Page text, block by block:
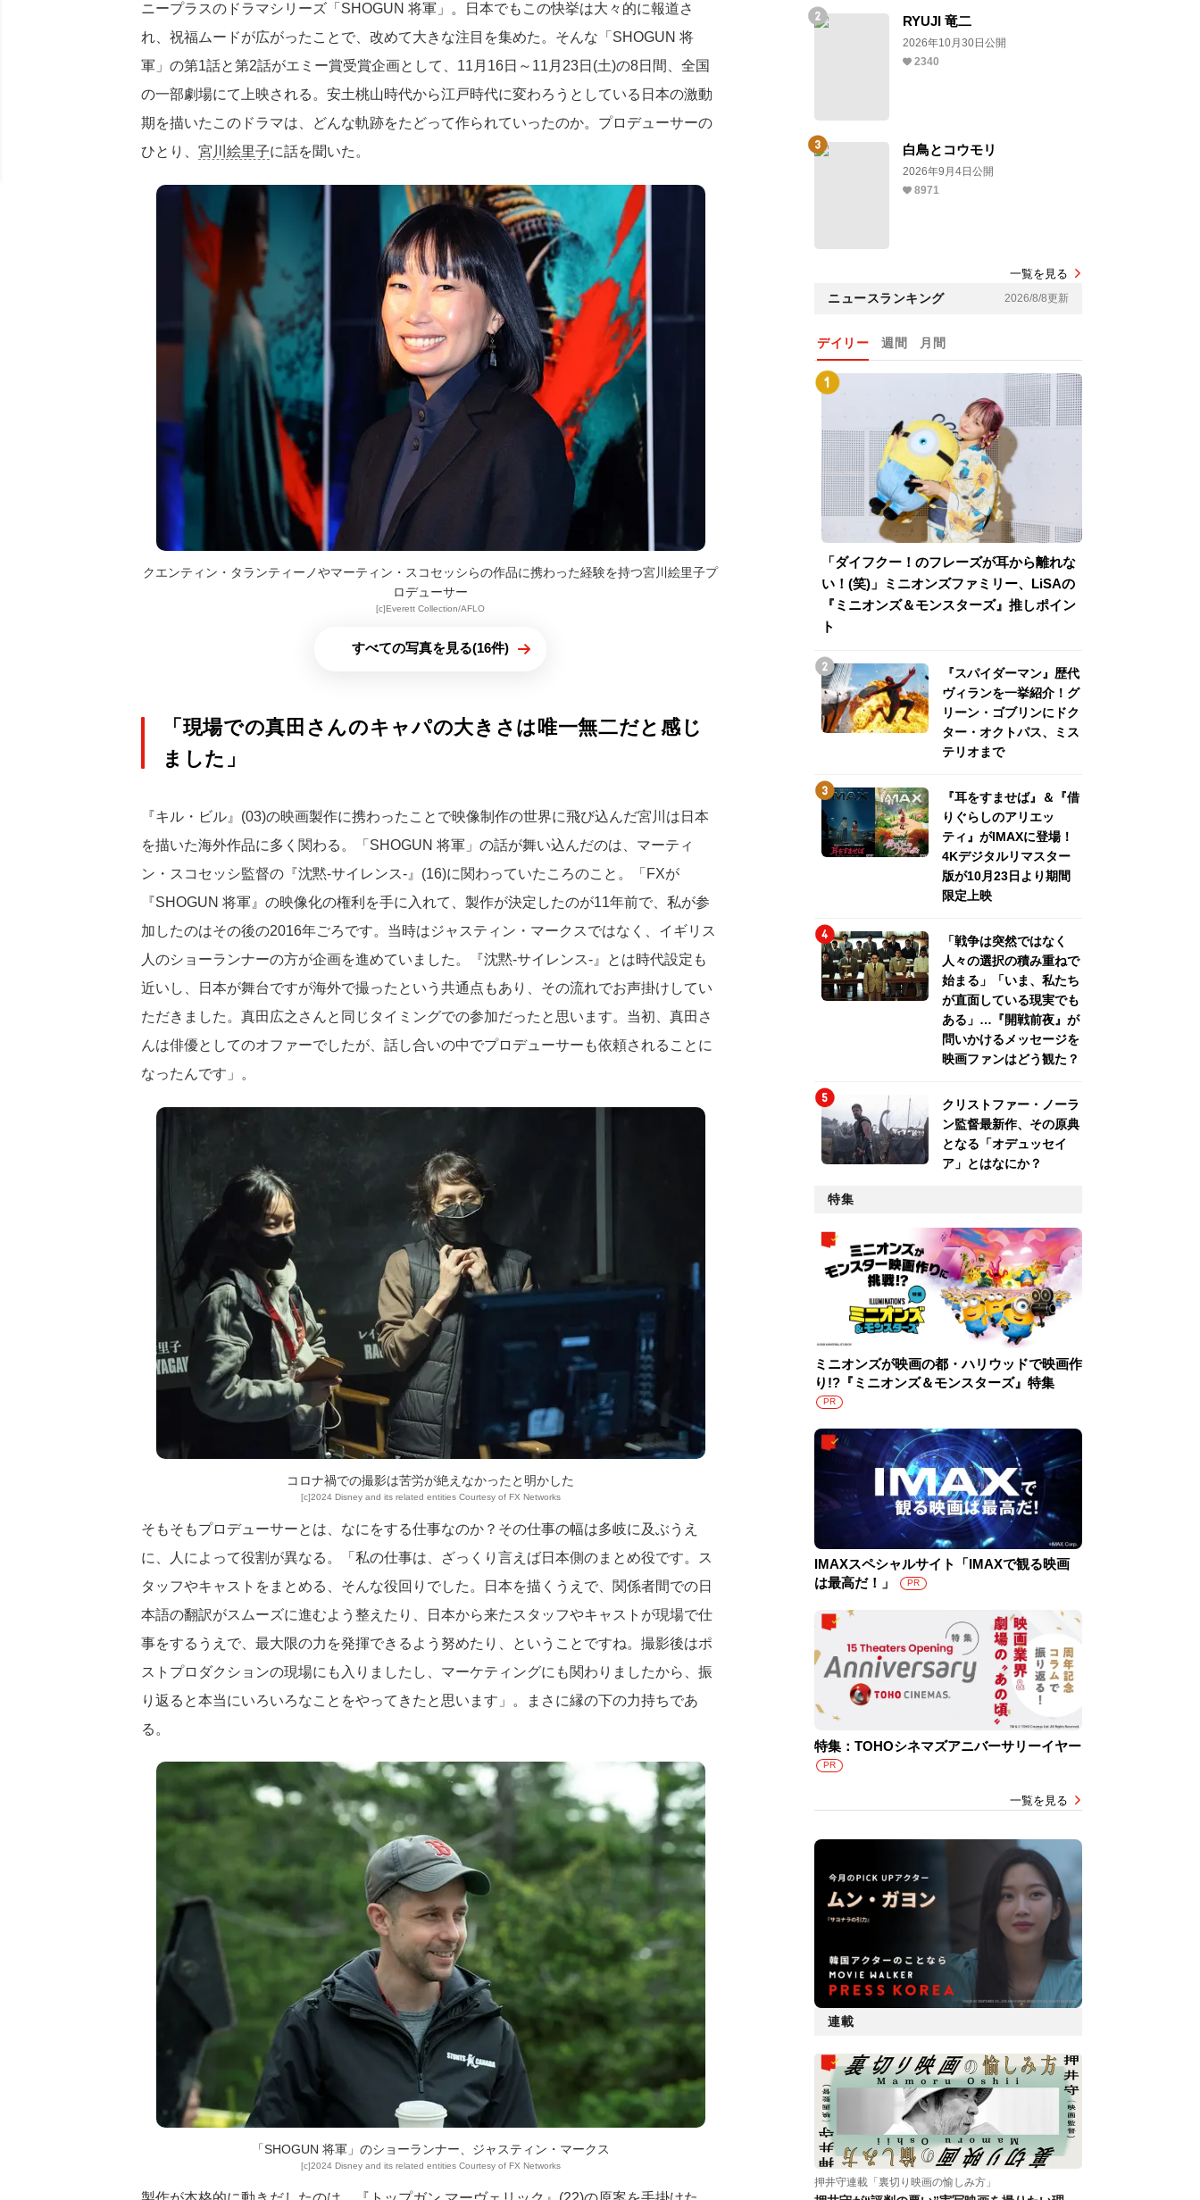
ニープラスのドラマシリーズ「SHOGUN 将軍」。日本でもこの快挙は大々的に報道さ
れ、祝福ムードが広がったことで、改めて大きな注目を集めた。そんな「SHOGUN 将
軍」の第1話と第2話がエミー賞受賞企画として、11月16日～11月23日(土)の8日間、全国
の一部劇場にて上映される。安土桃山時代から江戸時代に変わろうとしている日本の激動
期を描いたこのドラマは、どんな軌跡をたどって作られていったのか。プロデューサーの
ひとり、 宮川絵里子に話を聞いた。
クエンティン・タランティーノやマーティン・スコセッシらの作品に携わった経験を持つ宮川絵里子プ
ロデューサー
[c]Everett Collection/AFLO
すべての写真を見る(16件)
「現場での真田さんのキャパの大きさは唯一無二だと感じ
ました」
『キル・ビル』(03)の映画製作に携わったことで映像制作の世界に飛び込んだ宮川は日本
を描いた海外作品に多く関わる。「SHOGUN 将軍」の話が舞い込んだのは、マーティ
ン・スコセッシ監督の『沈黙-サイレンス-』(16)に関わっていたころのこと。「FXが
『SHOGUN 将軍』の映像化の権利を手に入れて、製作が決定したのが11年前で、私が参
加したのはその後の2016年ごろです。当時はジャスティン・マークスではなく、イギリス
人のショーランナーの方が企画を進めていました。『沈黙-サイレンス-』とは時代設定も
近いし、日本が舞台ですが海外で撮ったという共通点もあり、その流れでお声掛けしてい
ただきました。真田広之さんと同じタイミングでの参加だったと思います。当初、真田さ
んは俳優としてのオファーでしたが、話し合いの中でプロデューサーも依頼されることに
なったんです」。
コロナ禍での撮影は苦労が絶えなかったと明かした
[c]2024 Disney and its related entities Courtesy of FX Networks
そもそもプロデューサーとは、なにをする仕事なのか？その仕事の幅は多岐に及ぶうえ
に、人によって役割が異なる。「私の仕事は、ざっくり言えば日本側のまとめ役です。ス
タッフやキャストをまとめる、そんな役回りでした。日本を描くうえで、関係者間での日
本語の翻訳がスムーズに進むよう整えたり、日本から来たスタッフやキャストが現場で仕
事をするうえで、最大限の力を発揮できるよう努めたり、ということですね。撮影後はポ
ストプロダクションの現場にも入りましたし、マーケティングにも関わりましたから、振
り返ると本当にいろいろなことをやってきたと思います」。まさに縁の下の力持ちであ
る。
「SHOGUN 将軍」のショーランナー、ジャスティン・マークス
[c]2024 Disney and its related entities Courtesy of FX Networks
RYUJI 竜二
2026年10月30日公開
2340
白鳥とコウモリ
2026年9月4日公開
8971
一覧を見る
ニュースランキング 2026/8/8更新
デイリー 週間 月間
「ダイフクー！のフレーズが耳から離れな
い！(笑)」ミニオンズファミリー、LiSAの
『ミニオンズ＆モンスターズ』推しポイン
ト
『スパイダーマン』歴代
ヴィランを一挙紹介！グ
リーン・ゴブリンにドク
ター・オクトパス、ミス
テリオまで
『耳をすませば』＆『借
りぐらしのアリエッ
ティ』がIMAXに登場！
4Kデジタルリマスター
版が10月23日より期間
限定上映
「戦争は突然ではなく
人々の選択の積み重ねで
始まる」「いま、私たち
が直面している現実でも
ある」…『開戦前夜』が
問いかけるメッセージを
映画ファンはどう観た？
クリストファー・ノーラ
ン監督最新作、その原典
となる「オデュッセイ
ア」とはなにか？
特集
ミニオンズが映画の都・ハリウッドで映画作
り!?『ミニオンズ＆モンスターズ』特集
PR
IMAXスペシャルサイト「IMAXで観る映画
は最高だ！」
PR
特集：TOHOシネマズアニバーサリーイヤー
PR
一覧を見る
連載
押井守連載「裏切り映画の愉しみ方」